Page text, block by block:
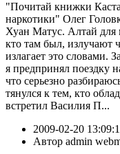
"Почитай книжки
наркотики" Олег
Хуан Матус. Алтай для
кто там был, излучают
излагает это словами.
я предпринял поездку
что серьезно
тянулся к тем, кто
встретил Василия П...
2009-02-20
Автор admin